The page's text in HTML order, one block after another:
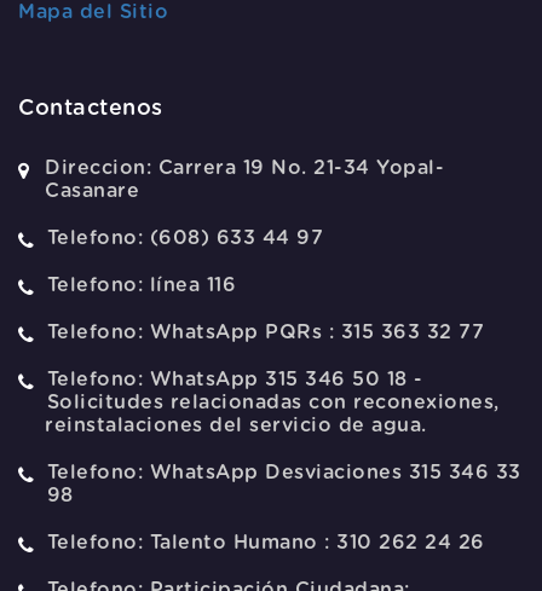
Mapa del Sitio
Contactenos
Direccion: Carrera 19 No. 21-34 Yopal-
Casanare
Telefono: (608) 633 44 97
Telefono: línea 116
Telefono: WhatsApp PQRs : 315 363 32 77
Telefono: WhatsApp 315 346 50 18 -
Solicitudes relacionadas con reconexiones,
reinstalaciones del servicio de agua.
Telefono: WhatsApp Desviaciones 315 346 33
98
Telefono: Talento Humano : 310 262 24 26